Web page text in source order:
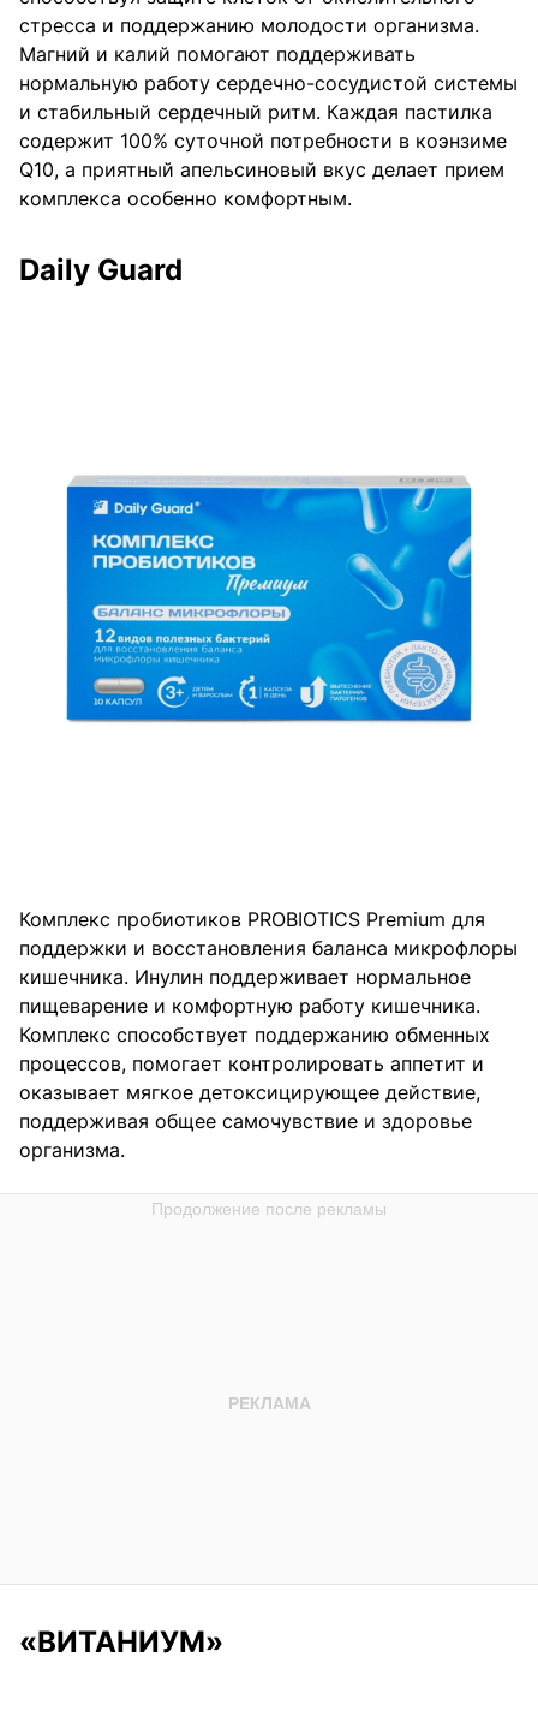
стресса и поддержанию молодости организма.
Магний и калий помогают поддерживать
нормальную работу сердечно-сосудистой системы
и стабильный сердечный ритм. Каждая пастилка
содержит 100% суточной потребности в коэнзиме
Q10, а приятный апельсиновый вкус делает прием
комплекса особенно комфортным.
Daily Guard
Комплекс пробиотиков PROBIOTICS Premium для
поддержки и восстановления баланса микрофлоры
кишечника. Инулин поддерживает нормальное
пищеварение и комфортную работу кишечника.
Комплекс способствует поддержанию обменных
процессов, помогает контролировать аппетит и
оказывает мягкое детоксицирующее действие,
поддерживая общее самочувствие и здоровье
организма.
«ВИТАНИУМ»